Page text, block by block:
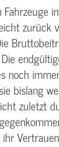
zurück
noch
bislang
zuletzt